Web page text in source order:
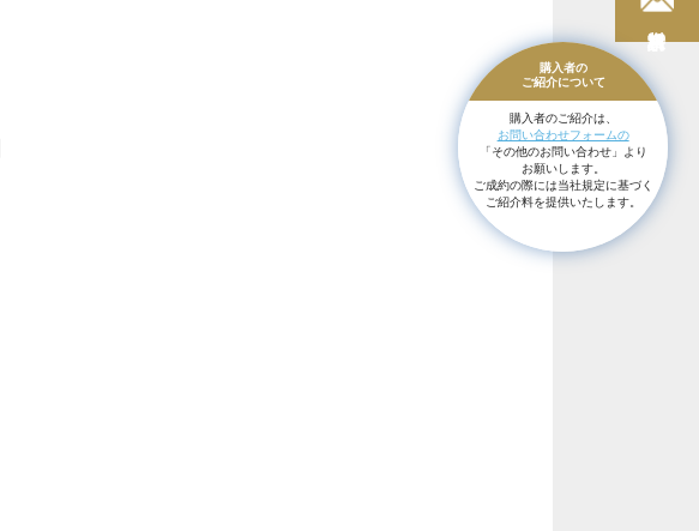
購入者の
ご紹介について
購入者のご紹介は、
お問い合わせフォームの
「その他のお問い合わせ」より
お願いします。
ご成約の際には当社規定に基づく
ご紹介料を提供いたします。